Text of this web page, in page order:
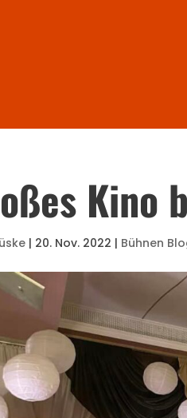
Kino
| 20. Nov. 2022 | Bühnen